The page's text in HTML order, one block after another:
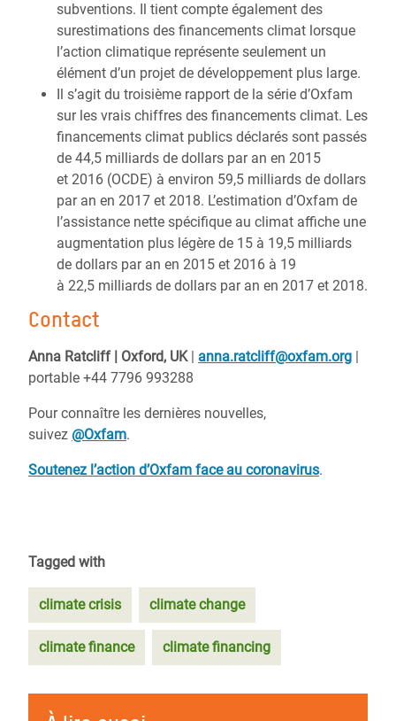
subventions. Il tient compte également des
surestimations des financements climat lorsque
l’action climatique représente seulement un
élément d’un projet de développement plus large.
Il s’agit du troisième rapport de la série d’Oxfam
sur les vrais chiffres des financements climat. Les
financements climat publics déclarés sont passés
de 44,5 milliards de dollars par an en 2015
et 2016 (OCDE) à environ 59,5 milliards de dollars
par an en 2017 et 2018. L’estimation d’Oxfam de
l’assistance nette spécifique au climat affiche une
augmentation plus légère de 15 à 19,5 milliards
de dollars par an en 2015 et 2016 à 19
à 22,5 milliards de dollars par an en 2017 et 2018.
Contact
Anna Ratcliff | Oxford, UK | anna.ratcliff@oxfam.org |
portable +44 7796 993288
Pour connaître les dernières nouvelles,
suivez @Oxfam.
Soutenez l’action d’Oxfam face au coronavirus.
Tagged with
climate crisis climate change
climate finance climate financing